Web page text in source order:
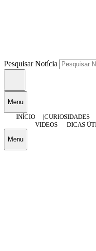
Pesquisar Notícia
Menu
INÍCIO
CURIOSIDADES
VIDEOS
DICAS
Menu